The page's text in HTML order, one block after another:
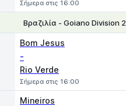
Σήμερα στις 16:00
Βραζιλία - Goiano Division 2
Bom Jesus
-
Rio Verde
Σήμερα στις 16:00
Mineiros